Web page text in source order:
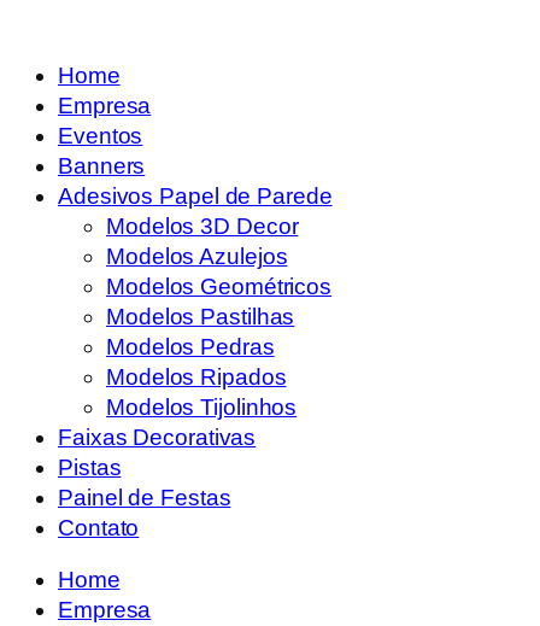
Home
Empresa
Eventos
Banners
Adesivos Papel de Parede
Modelos 3D Decor
Modelos Azulejos
Modelos Geométricos
Modelos Pastilhas
Modelos Pedras
Modelos Ripados
Modelos Tijolinhos
Faixas Decorativas
Pistas
Painel de Festas
Contato
Home
Empresa